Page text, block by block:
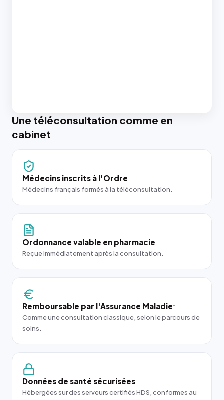
Une téléconsultation comme en
cabinet
Médecins inscrits à l'Ordre
Médecins français formés à la téléconsultation.
Ordonnance valable en pharmacie
Reçue immédiatement après la consultation.
Remboursable par l'Assurance Maladie*
Comme une consultation classique, selon le parcours de
soins.
Données de santé sécurisées
Hébergées sur des serveurs certifiés HDS, conformes au